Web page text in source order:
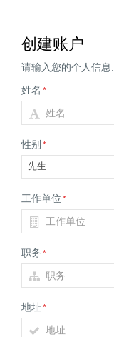
创建账户
请输入您的个人信息:
姓名 *
性别 *
先生
工作单位 *
职务 *
地址 *